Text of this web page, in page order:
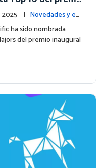
Prize
2025 | Novedades y ev
ha sido nombrada
del premio inaugural